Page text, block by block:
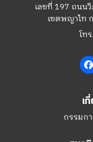
เลขที่ 197 ถนน
เขตพญาไท
โท
เ
กรรมก